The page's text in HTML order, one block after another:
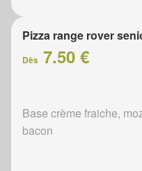
Pizza range rover
Dès 7.50 €
Base crème fraiche,
bacon